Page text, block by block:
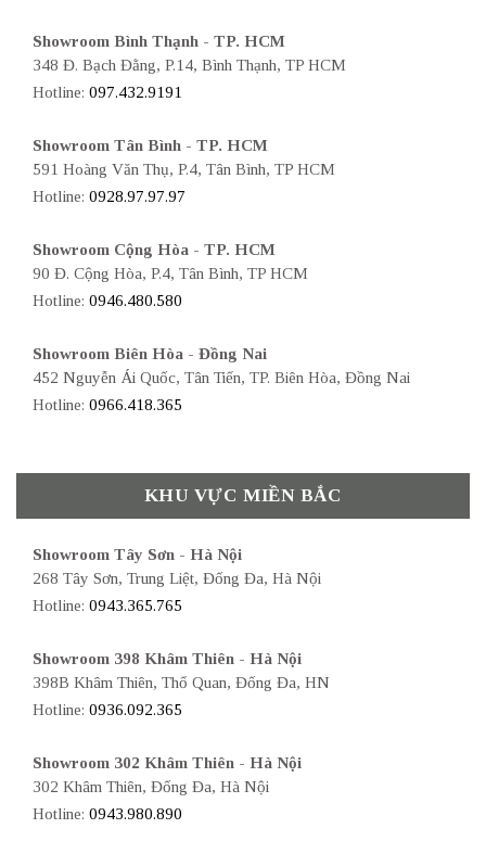
Showroom Bình Thạnh - TP. HCM
348 Đ. Bạch Đằng, P.14, Bình Thạnh, TP HCM
Hotline: 097.432.9191
Showroom Tân Bình - TP. HCM
591 Hoàng Văn Thụ, P.4, Tân Bình, TP HCM
Hotline: 0928.97.97.97
Showroom Cộng Hòa - TP. HCM
90 Đ. Cộng Hòa, P.4, Tân Bình, TP HCM
Hotline: 0946.480.580
Showroom Biên Hòa - Đồng Nai
452 Nguyễn Ái Quốc, Tân Tiến, TP. Biên Hòa, Đồng Nai
Hotline: 0966.418.365
KHU VỰC MIỀN BẮC
Showroom Tây Sơn - Hà Nội
268 Tây Sơn, Trung Liệt, Đống Đa, Hà Nội
Hotline: 0943.365.765
Showroom 398 Khâm Thiên - Hà Nội
398B Khâm Thiên, Thổ Quan, Đống Đa, HN
Hotline: 0936.092.365
Showroom 302 Khâm Thiên - Hà Nội
302 Khâm Thiên, Đống Đa, Hà Nội
Hotline: 0943.980.890